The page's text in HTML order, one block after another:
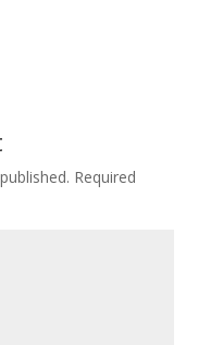
Required